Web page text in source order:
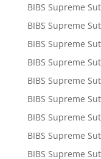
BIBS Supreme
BIBS Supreme
BIBS Supreme
BIBS Supreme
BIBS Supreme
BIBS Supreme
BIBS Supreme
BIBS Supreme
BIBS Supreme